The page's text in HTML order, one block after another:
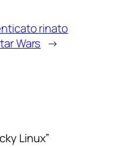
rinato
Wars →
Linux”